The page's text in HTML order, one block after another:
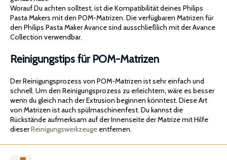
Worauf Du achten solltest, ist die Kompatibilität deines Philips
Pasta Makers mit den POM-Matrizen. Die verfügbaren Matrizen für
den Philips Pasta Maker Avance sind ausschließlich mit der Avance
Collection verwendbar.
Reinigungstips für POM-Matrizen
Der Reinigungsprozess von POM-Matrizen ist sehr einfach und
schnell. Um den Reinigungsprozess zu erleichtern, wäre es besser
wenn du gleich nach der Extrusion beginnen könntest. Diese Art
von Matrizen ist auch spülmaschinenfest. Du kannst die
Rückstände aufmerksam auf der Innenseite der Matrize mit Hilfe
dieserReinigungswerkzeuge entfernen.